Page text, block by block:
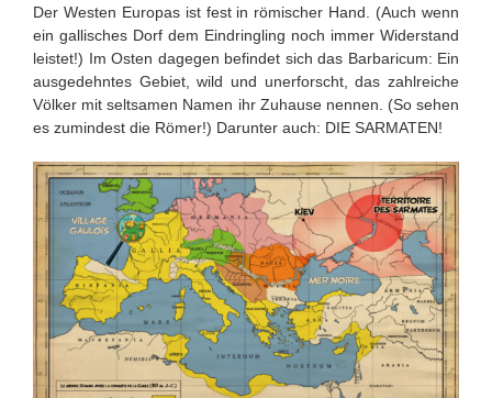
Der Westen Europas ist fest in römischer Hand. (Auch wenn
ein gallisches Dorf dem Eindringling noch immer Widerstand
leistet!) Im Osten dagegen befindet sich das Barbaricum: Ein
ausgedehntes Gebiet, wild und unerforscht, das zahlreiche
Völker mit seltsamen Namen ihr Zuhause nennen. (So sehen
es zumindest die Römer!) Darunter auch: DIE SARMATEN!